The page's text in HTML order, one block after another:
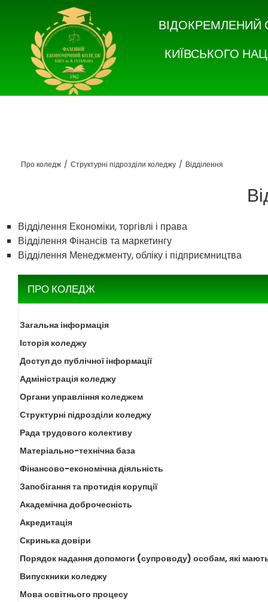
ВІДОКРЕМЛЕНИЙ
КИЇВСЬКОГО
Про коледж / Структурні підрозділи коледжу / Відділення
Відділення Економіки, торгівлі і права
Відділення Фінансів та маркетингу
Відділення Менеджменту, обліку і підприємництва
ПРО КОЛЕДЖ
Загальна інформація
Історія коледжу
Доступ до публічної інформації
Адміністрація коледжу
Органи управління коледжем
Структурні підрозділи коледжу
Рада трудового колективу
Матеріально-технічна база
Фінансово-економічна діяльність
Запобігання та протидія корупції
Академічна доброчесність
Акредитація
Скринька довіри
Порядок надання допомоги (супроводу) особам, які
Випускники коледжу
Мова освітнього процесу